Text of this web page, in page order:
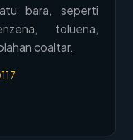
bara, seperti
toluena,
coaltar.